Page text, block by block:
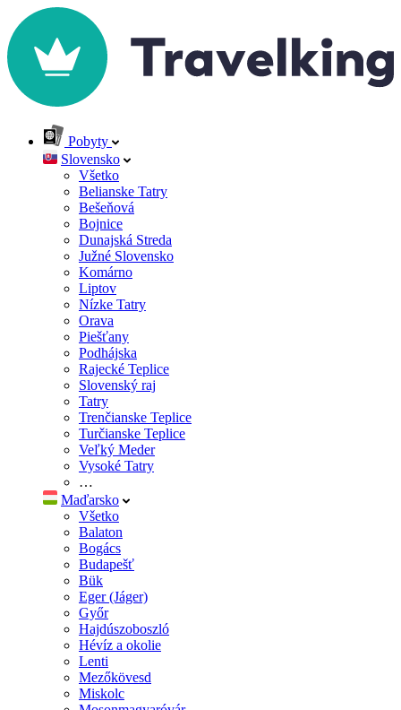
Pobyty
Slovensko
Všetko
Belianske Tatry
Bešeňová
Bojnice
Dunajská Streda
Južné Slovensko
Komárno
Liptov
Nízke Tatry
Orava
Piešťany
Podhájska
Rajecké Teplice
Slovenský raj
Tatry
Trenčianske Teplice
Turčianske Teplice
Veľký Meder
Vysoké Tatry
…
Maďarsko
Všetko
Balaton
Bogács
Budapešť
Bük
Eger (Jáger)
Győr
Hajdúszoboszló
Hévíz a okolie
Lenti
Mezőkövesd
Miskolc